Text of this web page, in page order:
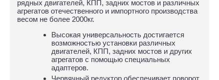
рядных двигателей, КПП, задних мостов и различных
агрегатов отечественного и импортного производства
весом не более 2000кг.
Высокая универсальность достигается
возможностью установки различных
двигателей, КПП, задних мостов и других
агрегатов с помощью специальных
адаптеров.
Червячный редуктор обеспечивает поворот